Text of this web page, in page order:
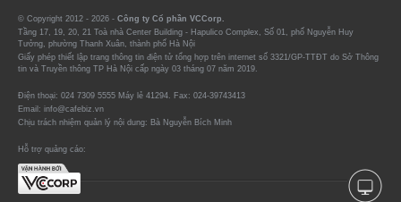
© Copyright 2012 - 2026 - Công ty Cổ phần VCCorp.
Tầng 17, 19, 20, 21 Toà nhà Center Building - Hapulico Complex, Số 01, phố Nguyễn Huy
Tưởng, phường Thanh Xuân, thành phố Hà Nội
Giấy phép thiết lập trang thông tin điện tử tổng hợp trên internet số 3321/GP-TTĐT do Sở Thông
tin và Truyền thông TP Hà Nội cấp ngày 03 tháng 07 năm 2019.
Điện thoại: 024 7309 5555 Máy lẻ 41294. Fax: 024-39743413
Email: info@cafebiz.vn
Chịu trách nhiệm quản lý nội dung: Bà Nguyễn Bích Minh
Hỗ trợ quảng cáo: